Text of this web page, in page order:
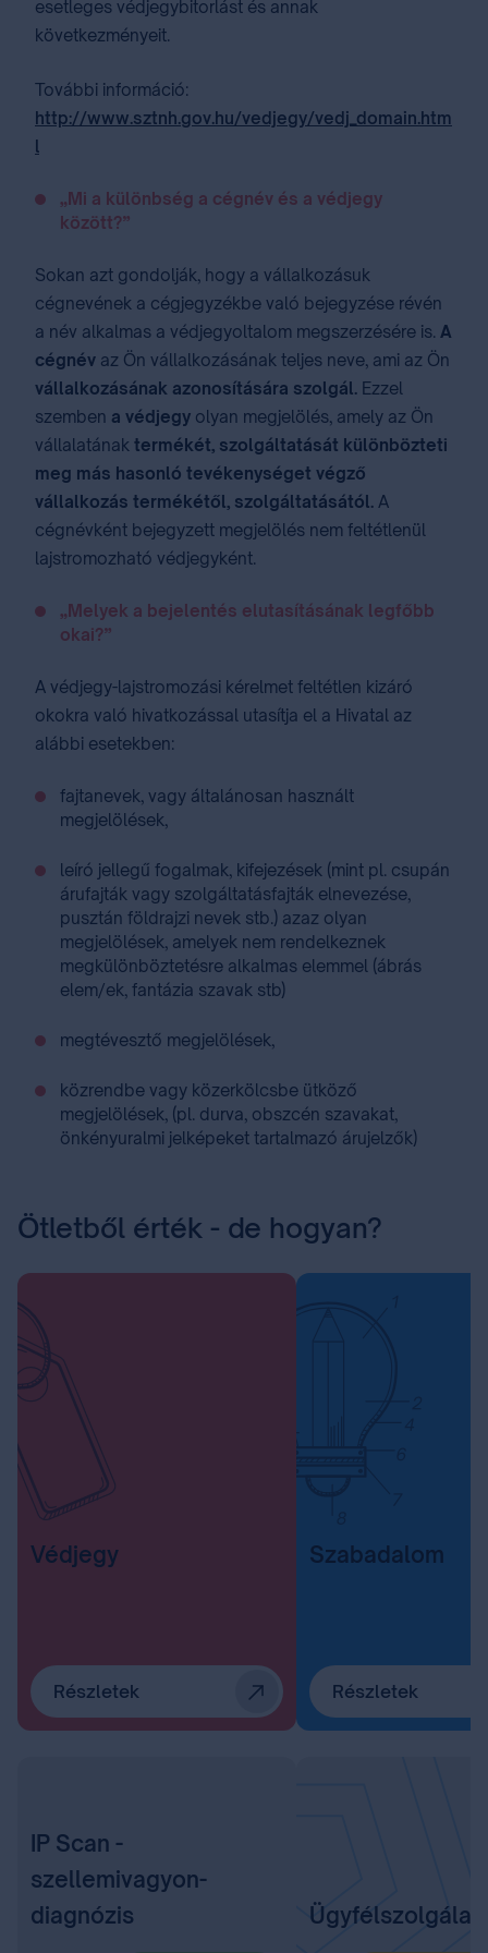
esetleges védjegybitorlást és annak
következményeit.
További információ:
http://www.sztnh.gov.hu/vedjegy/vedj_domain.htm
l
„Mi a különbség a cégnév és a védjegy
között?”
Sokan azt gondolják, hogy a vállalkozásuk
cégnevének a cégjegyzékbe való bejegyzése révén
a név alkalmas a védjegyoltalom megszerzésére is. A
cégnév az Ön vállalkozásának teljes neve, ami az Ön
vállalkozásának azonosítására szolgál. Ezzel
szemben a védjegy olyan megjelölés, amely az Ön
vállalatának termékét, szolgáltatását különbözteti
meg más hasonló tevékenységet végző
vállalkozás termékétől, szolgáltatásától. A
cégnévként bejegyzett megjelölés nem feltétlenül
lajstromozható védjegyként.
„Melyek a bejelentés elutasításának legfőbb
okai?”
A védjegy-lajstromozási kérelmet feltétlen kizáró
okokra való hivatkozással utasítja el a Hivatal az
alábbi esetekben:
fajtanevek, vagy általánosan használt
megjelölések,
leíró jellegű fogalmak, kifejezések (mint pl. csupán
árufajták vagy szolgáltatásfajták elnevezése,
pusztán földrajzi nevek stb.) azaz olyan
megjelölések, amelyek nem rendelkeznek
megkülönböztetésre alkalmas elemmel (ábrás
elem/ek, fantázia szavak stb)
megtévesztő megjelölések,
közrendbe vagy közerkölcsbe ütköző
megjelölések, (pl. durva, obszcén szavakat,
önkényuralmi jelképeket tartalmazó árujelzők)
Ötletből érték - de hogyan?
Védjegy
Részletek
Szabadalom
Részletek
IP Scan -
szellemivagyon-
diagnózis
Ügyfélszolgálat